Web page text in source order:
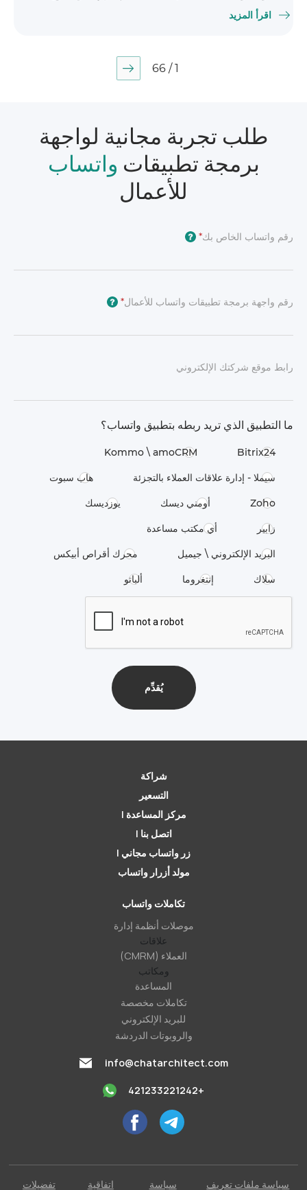
اقرأ المزيد
1 / 66
طلب تجربة مجانية لواجهة
برمجة تطبيقات واتساب
للأعمال
رقم واتساب الخاص بك*
?
رقم واجهة برمجة تطبيقات واتساب للأعمال*
?
رابط موقع شركتك الإلكتروني
ما التطبيق الذي تريد ربطه بتطبيق واتساب؟
Bitrix24
Kommo \​ amoCRM
سيملا - إدارة علاقات العملاء بالتجزئة هاب سبوت
Zoho أومني ديسك يوزديسك
زابير أي مكتب مساعدة
البريد الإلكتروني \ جيميل محرك أقراص أبيكس
سلاك إنتغروما ألباتو
شراكة
التسعير
مركز المساعدة |
اتصل بنا |
زر واتساب مجاني |
مولد أزرار واتساب
تكاملات واتساب
موصلات أنظمة إدارة
علاقات
العملاء (CMRM)
ومكاتب
المساعدة
تكاملات مخصصة
للبريد الإلكتروني
والروبوتات الدردشة
info@chatarchitect.com
+421233221242
سياسة ملفات تعريف سياسة اتفاقية تفضيلات